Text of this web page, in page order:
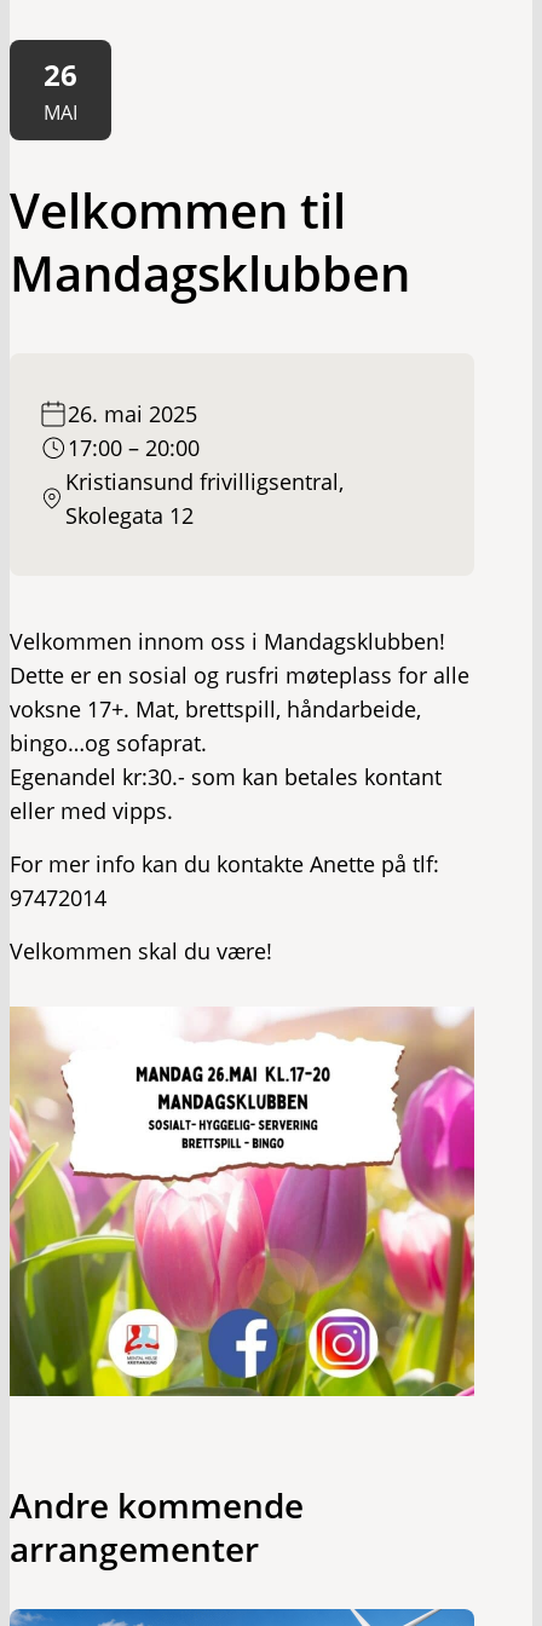
26
MAI
Velkommen til
Mandagsklubben
26. mai 2025
17:00 – 20:00
Kristiansund frivilligsentral,
Skolegata 12
Velkommen innom oss i Mandagsklubben!
Dette er en sosial og rusfri møteplass for alle
voksne 17+. Mat, brettspill, håndarbeide,
bingo…og sofaprat.
Egenandel kr:30.- som kan betales kontant
eller med vipps.
For mer info kan du kontakte Anette på tlf:
97472014
Velkommen skal du være!
Andre kommende
arrangementer